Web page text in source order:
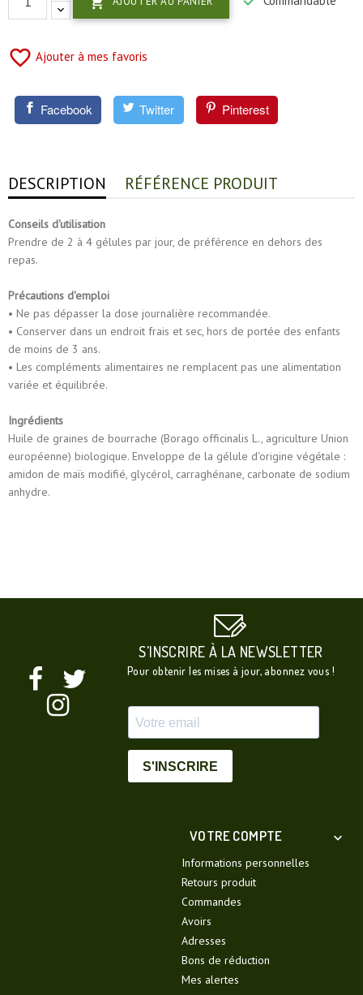
favorite_border Ajouter à mes favoris
Facebook Twitter Pinterest
DESCRIPTION RÉFÉRENCE PRODUIT
Conseils d'utilisation
Prendre de 2 à 4 gélules par jour, de préférence en dehors des
repas.
Précautions d'emploi
• Ne pas dépasser la dose journalière recommandée.
• Conserver dans un endroit frais et sec, hors de portée des enfants
de moins de 3 ans.
• Les compléments alimentaires ne remplacent pas une alimentation
variée et équilibrée.
Ingrédients
Huile de graines de bourrache (Borago officinalis L., agriculture Union
européenne) biologique. Enveloppe de la gélule d'origine végétale :
amidon de maïs modifié, glycérol, carraghénane, carbonate de sodium
anhydre.
S'INSCRIRE À LA NEWSLETTER
Pour obtenir les mises à jour, abonnez vous !
S'INSCRIRE
VOTRE COMPTE 
Informations personnelles
Retours produit
Commandes
Avoirs
Adresses
Bons de réduction
Mes alertes